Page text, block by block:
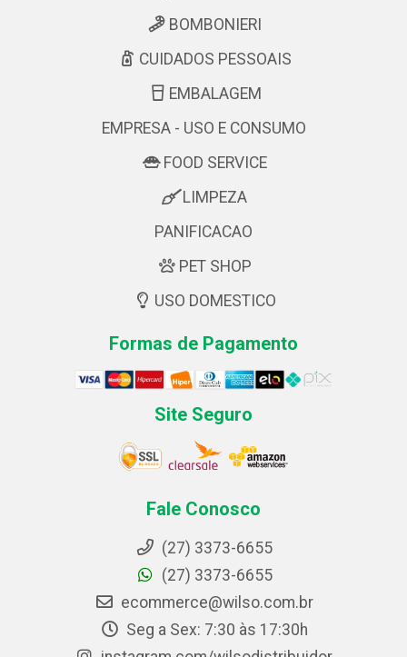
BOMBONIERI
CUIDADOS PESSOAIS
EMBALAGEM
EMPRESA - USO E CONSUMO
FOOD SERVICE
LIMPEZA
PANIFICACAO
PET SHOP
USO DOMESTICO
Formas de Pagamento
Site Seguro
Fale Conosco
(27) 3373-6655
(27) 3373-6655
ecommerce@wilso.com.br
Seg a Sex: 7:30 às 17:30h